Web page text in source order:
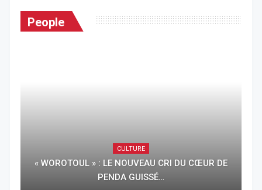
People
CULTURE
« WOROTOUL » : LE NOUVEAU CRI DU CŒUR DE
PENDA GUISSÉ…